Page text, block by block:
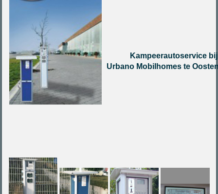
Kampeerautoservice bij
Urbano Mobilhomes te